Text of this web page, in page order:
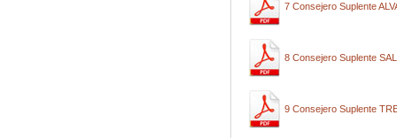
7 Consejero Suplente
8 Consejero Suplente
9 Consejero Suplente